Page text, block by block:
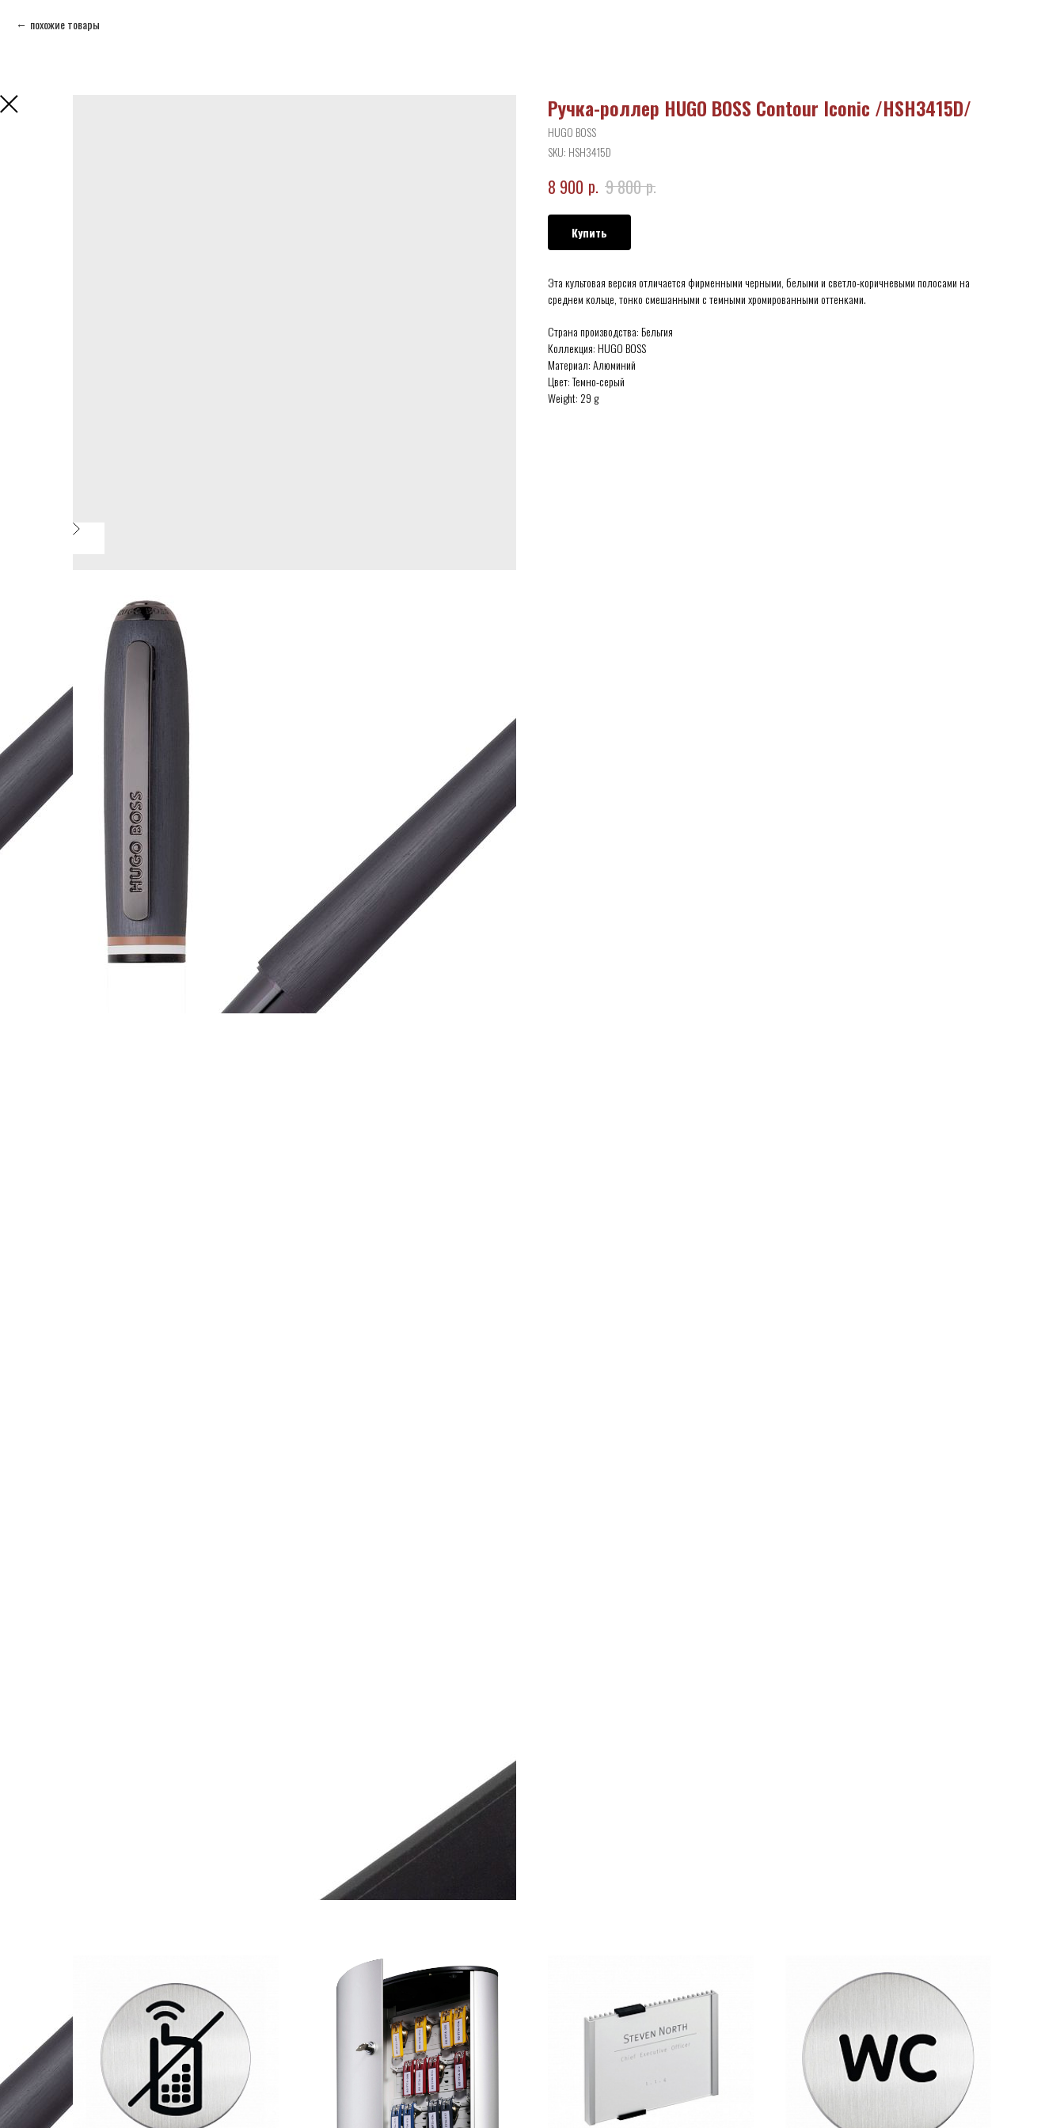
похожие товары
Ручка-роллер HUGO BOSS Contour Iconic /HSH3415D/
HUGO BOSS
SKU: HSH3415D
8 900 р. 9 800 р.
Купить
Эта культовая версия отличается фирменными черными, белыми и светло-коричневыми полосами на
среднем кольце, тонко смешанными с темными хромированными оттенками.
Страна производства: Бельгия
Коллекция: HUGO BOSS
Материал: Алюминий
Цвет: Темно-серый
Weight: 29 g